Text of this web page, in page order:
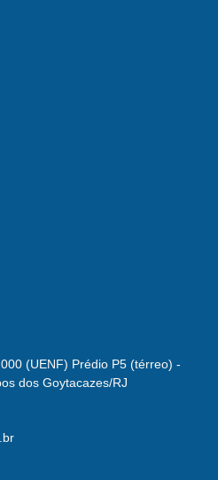
(UENF) Prédio P5 (térreo) -
dos Goytacazes/RJ